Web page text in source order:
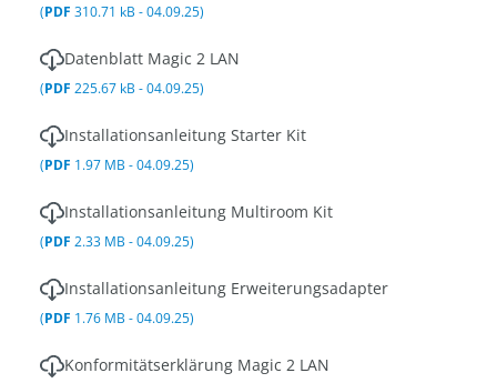
(PDF 310.71 kB - 04.09.25)
Datenblatt Magic 2 LAN
(PDF 225.67 kB - 04.09.25)
Installationsanleitung Starter Kit
(PDF 1.97 MB - 04.09.25)
Installationsanleitung Multiroom Kit
(PDF 2.33 MB - 04.09.25)
Installationsanleitung Erweiterungsadapter
(PDF 1.76 MB - 04.09.25)
Konformitätserklärung Magic 2 LAN